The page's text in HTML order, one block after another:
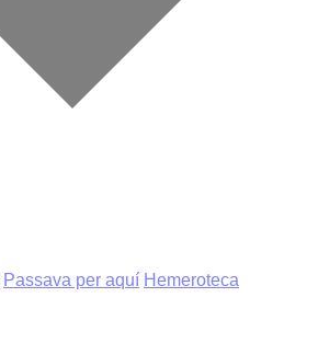
Passava per aquí Hemeroteca